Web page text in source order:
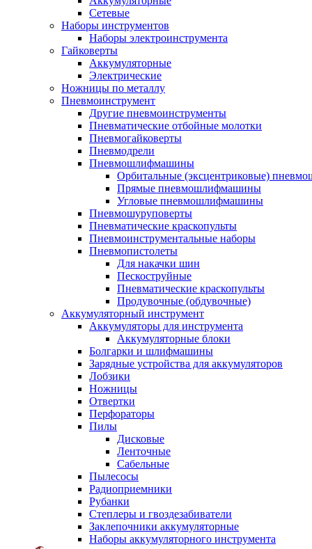
Сетевые
Наборы инструментов
Наборы электроинструмента
Гайковерты
Аккумуляторные
Электрические
Ножницы по металлу
Пневмоинструмент
Другие пневмоинструменты
Пневматические отбойные молотки
Пневмогайковерты
Пневмодрели
Пневмошлифмашины
Орбитальные (эксцентриковые)
Прямые пневмошлифмашины
Угловые пневмошлифмашины
Пневмошуруповерты
Пневматические краскопульты
Пневмоинструментальные наборы
Пневмопистолеты
Для накачки шин
Пескоструйные
Пневматические краскопульты
Продувочные (обдувочные)
Аккумуляторный инструмент
Аккумуляторы для инструмента
Аккумуляторные блоки
Болгарки и шлифмашины
Зарядные устройства для аккумуляторов
Лобзики
Ножницы
Отвертки
Перфораторы
Пилы
Дисковые
Ленточные
Сабельные
Пылесосы
Радиоприемники
Рубанки
Степлеры и гвоздезабиватели
Заклепочники аккумуляторные
Наборы аккумуляторного инструмента